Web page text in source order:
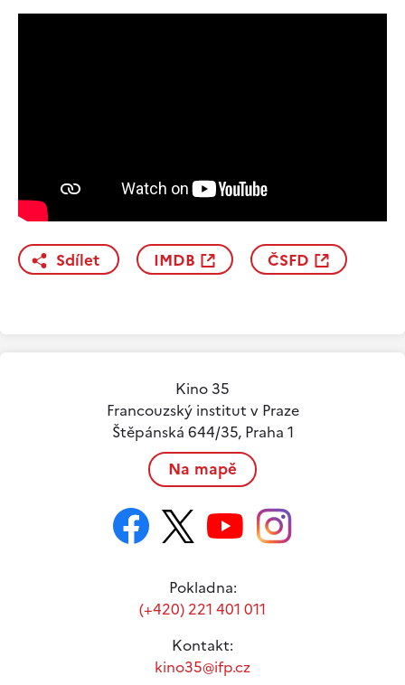
Sdílet IMDB ČSFD
Kino 35
Francouzský institut v Praze
Štěpánská 644/35, Praha 1
Na mapě
Pokladna:
(+420) 221 401 011
Kontakt:
kino35@ifp.cz